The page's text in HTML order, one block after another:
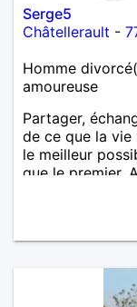
Serge5
Châtellerault -
Homme
amoureuse
Partager,
de ce que la vie
le meilleur
que le premier.